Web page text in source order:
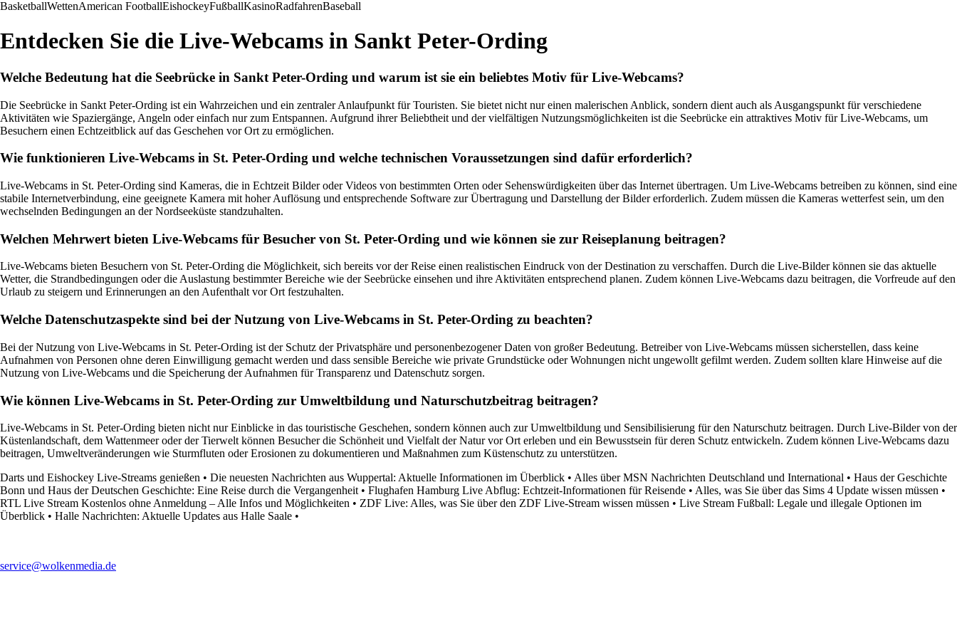
BasketballWettenAmerican FootballEishockeyFußballKasinoRadfahrenBaseball
Entdecken Sie die Live-Webcams in Sankt Peter-Ording
Welche Bedeutung hat die Seebrücke in Sankt Peter-Ording und warum ist sie ein beliebtes Motiv für Live-Webcams?
Die Seebrücke in Sankt Peter-Ording ist ein Wahrzeichen und ein zentraler Anlaufpunkt für Touristen. Sie bietet nicht nur einen malerischen Anblick, sondern dient auch als Ausgangspunkt für verschiedene
Aktivitäten wie Spaziergänge, Angeln oder einfach nur zum Entspannen. Aufgrund ihrer Beliebtheit und der vielfältigen Nutzungsmöglichkeiten ist die Seebrücke ein attraktives Motiv für Live-Webcams, um
Besuchern einen Echtzeitblick auf das Geschehen vor Ort zu ermöglichen.
Wie funktionieren Live-Webcams in St. Peter-Ording und welche technischen Voraussetzungen sind dafür erforderlich?
Live-Webcams in St. Peter-Ording sind Kameras, die in Echtzeit Bilder oder Videos von bestimmten Orten oder Sehenswürdigkeiten über das Internet übertragen. Um Live-Webcams betreiben zu können, sind eine
stabile Internetverbindung, eine geeignete Kamera mit hoher Auflösung und entsprechende Software zur Übertragung und Darstellung der Bilder erforderlich. Zudem müssen die Kameras wetterfest sein, um den
wechselnden Bedingungen an der Nordseeküste standzuhalten.
Welchen Mehrwert bieten Live-Webcams für Besucher von St. Peter-Ording und wie können sie zur Reiseplanung beitragen?
Live-Webcams bieten Besuchern von St. Peter-Ording die Möglichkeit, sich bereits vor der Reise einen realistischen Eindruck von der Destination zu verschaffen. Durch die Live-Bilder können sie das aktuelle
Wetter, die Strandbedingungen oder die Auslastung bestimmter Bereiche wie der Seebrücke einsehen und ihre Aktivitäten entsprechend planen. Zudem können Live-Webcams dazu beitragen, die Vorfreude auf den
Urlaub zu steigern und Erinnerungen an den Aufenthalt vor Ort festzuhalten.
Welche Datenschutzaspekte sind bei der Nutzung von Live-Webcams in St. Peter-Ording zu beachten?
Bei der Nutzung von Live-Webcams in St. Peter-Ording ist der Schutz der Privatsphäre und personenbezogener Daten von großer Bedeutung. Betreiber von Live-Webcams müssen sicherstellen, dass keine
Aufnahmen von Personen ohne deren Einwilligung gemacht werden und dass sensible Bereiche wie private Grundstücke oder Wohnungen nicht ungewollt gefilmt werden. Zudem sollten klare Hinweise auf die
Nutzung von Live-Webcams und die Speicherung der Aufnahmen für Transparenz und Datenschutz sorgen.
Wie können Live-Webcams in St. Peter-Ording zur Umweltbildung und Naturschutzbeitrag beitragen?
Live-Webcams in St. Peter-Ording bieten nicht nur Einblicke in das touristische Geschehen, sondern können auch zur Umweltbildung und Sensibilisierung für den Naturschutz beitragen. Durch Live-Bilder von der
Küstenlandschaft, dem Wattenmeer oder der Tierwelt können Besucher die Schönheit und Vielfalt der Natur vor Ort erleben und ein Bewusstsein für deren Schutz entwickeln. Zudem können Live-Webcams dazu
beitragen, Umweltveränderungen wie Sturmfluten oder Erosionen zu dokumentieren und Maßnahmen zum Küstenschutz zu unterstützen.
Darts und Eishockey Live-Streams genießen • Die neuesten Nachrichten aus Wuppertal: Aktuelle Informationen im Überblick • Alles über MSN Nachrichten Deutschland und International • Haus der Geschichte
Bonn und Haus der Deutschen Geschichte: Eine Reise durch die Vergangenheit • Flughafen Hamburg Live Abflug: Echtzeit-Informationen für Reisende • Alles, was Sie über das Sims 4 Update wissen müssen •
RTL Live Stream Kostenlos ohne Anmeldung – Alle Infos und Möglichkeiten • ZDF Live: Alles, was Sie über den ZDF Live-Stream wissen müssen • Live Stream Fußball: Legale und illegale Optionen im
Überblick • Halle Nachrichten: Aktuelle Updates aus Halle Saale •
service@wolkenmedia.de